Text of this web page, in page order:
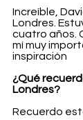
Increíble,
Londres.
cuatro años.
mí muy
inspiración
¿Qué
Londres?
Recuerdo